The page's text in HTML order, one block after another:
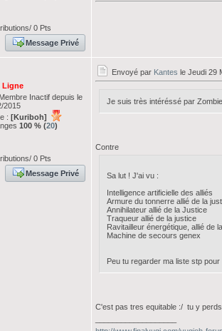
0 Pts
Message Privé
Ligne
Membre Inactif depuis le
2015
: [Kuriboh]
100 % (20)
0 Pts
Message Privé
Envoyé par Kantes le Jeudi 29
Je suis très intéréssé par
Contre
Sa lut ! J'ai vu :
Intelligence artificielle des alliés
Armure du tonnerre allié de la
Annihilateur allié de la Justice
Traqueur allié de la justice
Ravitailleur énergétique, allié de
Machine de secours genex
Peu tu regarder ma liste stp
C'est pas tres equitable :/ tu y